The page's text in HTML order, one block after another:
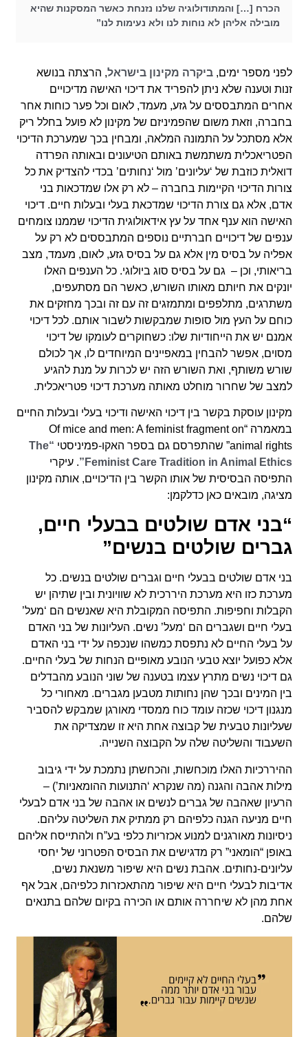
הכרח […] והמתודולוגיה שלנו נזנחת כאשר המסקנות שהיא
מובילה אליהן לא נוחות לנו ולא נעימות לנו”
לפני מספר ימים,ביקרה מקינון בישראל, הרצתה בנושא
זנות וטענה שלא ניתן להפריד את דיכוי האישה מדיכויים
אחרים המתבססים על גזע, מעמד, לאום וכל פער כוחות אחר
בחברה, וזאת משום שהפמיניזם של מקינון לא פועל בחלל ריק
אלא מסתכל על התמונה המלאה, ומבחין בכך שמערכת הדיכוי
הפטריאכלית משתמשת באותם הטיעונים ובאותה הפרדה
דואלית כוזבת של ‘עליונים’ מול ‘נחותים’ בכדי להצדיק את כל
צורות הדיכוי הקיימות בחברה – לא רק אלו שמדכאות בני
אדם, אלא גם צורת הדיכוי שמדכאת בעלי ובעלות חיים. דיכוי
האישה הוא ענף אחד על עץ אידאולוגית הדיכוי שממנו צומחים
ענפים של דיכויים חברתיים נוספים המתבססים לא רק על
אפליה על בסיס מין אלא גם על בסיס גזע, לאום, מעמד, מצב
בריאותי, וכן – גם על בסיס סוג ביולוגי. כל הענפים האלו
יונקים את חיותם מאותו השורש, כאשר הם מסתעפים,
משתרגים, מתלפפים ומתמזגים זה עם זה ובכך מחזקים את
כוחם על העץ מול סופות שמבקשות לשבור אותם. לכל דיכוי
אמנם יש את הייחודיות שלו: כשחוקרים לעומקו של דיכוי
מסוים, אפשר להבחין במאפיינים המיוחדים לו, אך לכולם
שורש משותף, ואת השורש הזה יש לכרות על מנת להגיע
למצב של שחרור מוחלט מאותה מערכת דיכוי פטריאכלית.
מקינון עוסקת בקשר בין דיכוי האישה ודיכוי בעלי ובעלות החיים
במאמרה “Of mice and men: A feminist fragment on
animal rights” שהתפרסם גם בספר האקו-פמיניסטי
“The
Feminist Care Tradition in Animal Ethics”
. עיקרי
התפיסה הבסיסית של אותו הקשר בין הדיכויים, אותה מקינון
מציגה, מובאים כאן כדלקמן:
“בני אדם שולטים בבעלי חיים,
גברים שולטים בנשים”
בני אדם שולטים בבעלי חיים וגברים שולטים בנשים. כל
מערכת כזו היא מערכת היררכית לא שוויונית ובין שתיהן יש
הקבלות וחפיפות. התפיסה המקובלת היא שאנשים הם ‘מעל’
בעלי חיים ושגברים הם ‘מעל’ נשים. העליונות של בני האדם
על בעלי החיים לא נתפסת כמשהו שנכפה על ידי בני האדם
אלא כפועל יוצא טבעי הנובע מאופיים הנחות של בעלי החיים.
גם דיכוי נשים מתרץ עצמו בטענה של שוני הנובע מהבדלים
בין המינים ובכך שהן נחותות מטבען מגברים. מאחורי כל
מנגנון דיכוי שכזה עומד כוח ממסדי מאורגן שמבקש להסביר
שעליונות טבעית של קבוצה אחת היא זו שמצדיקה את
השעבוד והשליטה שלה על הקבוצה השנייה.
ההיררכיות האלו מוכחשות, והכחשתן נתמכת על ידי גיבוב
מילות אהבה והגנה (מה שנקרא ‘התנועות ההומאניות’) –
הרעיון שאהבה של גברים לנשים או אהבה של בני אדם לבעלי
חיים מניעה הגנה כלפיהם רק ממתיק את השליטה עליהם.
ניסיונות מאורגנים למנוע אכזריות כלפי בע”ח ולהתייסח אליהם
באופן “הומאני” רק מדגישים את הבסיס הפטרוני של יחסי
עליונים-נחותים. אהבת נשים היא שיפור משנאת נשים,
אדיבות לבעלי חיים היא שיפור מהתאכזרות כלפיהם, אבל אף
אחת מהן לא שיחררה אותם או הכירה בקיום שלהם בתנאים
שלהם.